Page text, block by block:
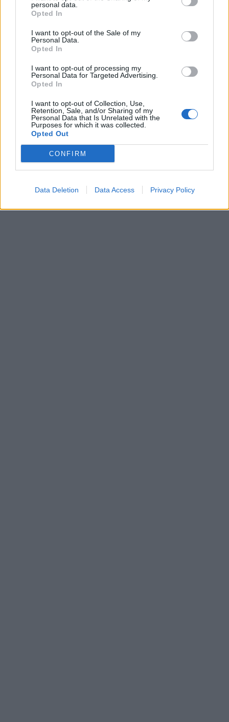
personal data.
Opted In
I want to opt-out of the Sale of my
Personal Data.
Opted In
I want to opt-out of processing my
Personal Data for Targeted Advertising.
Opted In
I want to opt-out of Collection, Use,
Retention, Sale, and/or Sharing of my
Personal Data that Is Unrelated with the
Purposes for which it was collected.
Opted Out
CONFIRM
Data Deletion Data Access Privacy Policy